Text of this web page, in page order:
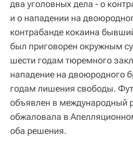
два уголовных дела - о
и о нападении на
контрабанде кокаина
был приговорен окружным
шести годам тюремного
нападение на двоюродного
годам лишения свободы.
объявлен в международный
обжаловала в
оба решения.